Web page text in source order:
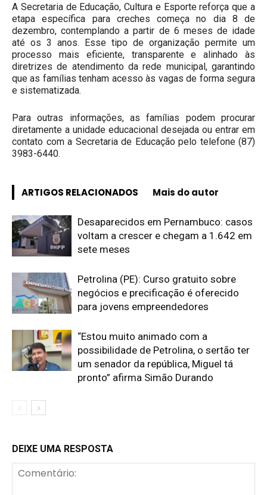
A Secretaria de Educação, Cultura e Esporte reforça que a
etapa específica para creches começa no dia 8 de
dezembro, contemplando a partir de 6 meses de idade
até os 3 anos. Esse tipo de organização permite um
processo mais eficiente, transparente e alinhado às
diretrizes de atendimento da rede municipal, garantindo
que as famílias tenham acesso às vagas de forma segura
e sistematizada.
Para outras informações, as famílias podem procurar
diretamente a unidade educacional desejada ou entrar em
contato com a Secretaria de Educação pelo telefone (87)
3983-6440.
ARTIGOS RELACIONADOS Mais do autor
Desaparecidos em Pernambuco: casos
voltam a crescer e chegam a 1.642 em
sete meses
Petrolina (PE): Curso gratuito sobre
negócios e precificação é oferecido
para jovens empreendedores
“Estou muito animado com a
possibilidade de Petrolina, o sertão ter
um senador da república, Miguel tá
pronto” afirma Simão Durando
DEIXE UMA RESPOSTA